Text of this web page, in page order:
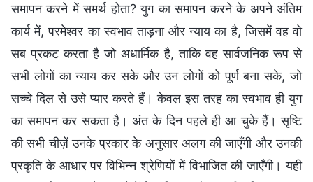
समापन करने में समर्थ होता? युग का समापन करने के अपने अंतिम
कार्य में, परमेश्वर का स्वभाव ताड़ना और न्याय का है, जिसमें वह वो
सब प्रकट करता है जो अधार्मिक है, ताकि वह सार्वजनिक रूप से
सभी लोगों का न्याय कर सके और उन लोगों को पूर्ण बना सके, जो
सच्चे दिल से उसे प्यार करते हैं। केवल इस तरह का स्वभाव ही युग
का समापन कर सकता है। अंत के दिन पहले ही आ चुके हैं। सृष्टि
की सभी चीज़ें उनके प्रकार के अनुसार अलग की जाएँगी और उनकी
प्रकृति के आधार पर विभिन्न श्रेणियों में विभाजित की जाएँगी। यही